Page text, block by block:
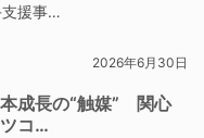
支援事…
2026年6月30日
成長の“触媒” 関心
コ…